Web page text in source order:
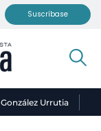
Suscríbase
Urrutia